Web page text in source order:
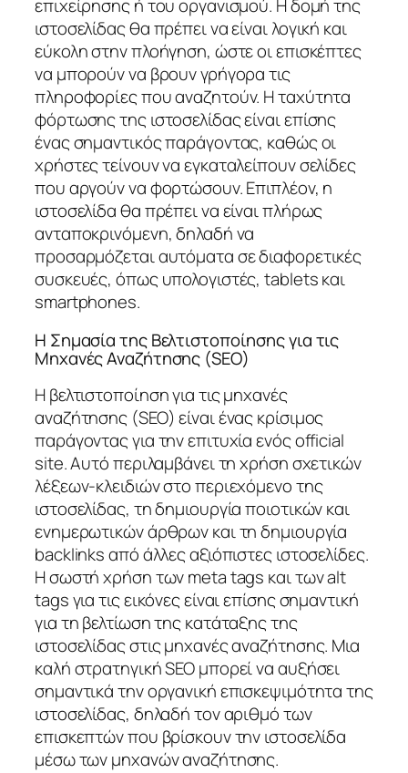
επιχείρησης ή του οργανισμού. Η δομή της
ιστοσελίδας θα πρέπει να είναι λογική και
εύκολη στην πλοήγηση, ώστε οι επισκέπτες
να μπορούν να βρουν γρήγορα τις
πληροφορίες που αναζητούν. Η ταχύτητα
φόρτωσης της ιστοσελίδας είναι επίσης
ένας σημαντικός παράγοντας, καθώς οι
χρήστες τείνουν να εγκαταλείπουν σελίδες
που αργούν να φορτώσουν. Επιπλέον, η
ιστοσελίδα θα πρέπει να είναι πλήρως
ανταποκρινόμενη, δηλαδή να
προσαρμόζεται αυτόματα σε διαφορετικές
συσκευές, όπως υπολογιστές, tablets και
smartphones.
Η Σημασία της Βελτιστοποίησης για τις
Μηχανές Αναζήτησης (SEO)
Η βελτιστοποίηση για τις μηχανές
αναζήτησης (SEO) είναι ένας κρίσιμος
παράγοντας για την επιτυχία ενός official
site. Αυτό περιλαμβάνει τη χρήση σχετικών
λέξεων-κλειδιών στο περιεχόμενο της
ιστοσελίδας, τη δημιουργία ποιοτικών και
ενημερωτικών άρθρων και τη δημιουργία
backlinks από άλλες αξιόπιστες ιστοσελίδες.
Η σωστή χρήση των meta tags και των alt
tags για τις εικόνες είναι επίσης σημαντική
για τη βελτίωση της κατάταξης της
ιστοσελίδας στις μηχανές αναζήτησης. Μια
καλή στρατηγική SEO μπορεί να αυξήσει
σημαντικά την οργανική επισκεψιμότητα της
ιστοσελίδας, δηλαδή τον αριθμό των
επισκεπτών που βρίσκουν την ιστοσελίδα
μέσω των μηχανών αναζήτησης.